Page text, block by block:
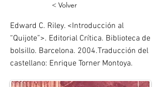
< Volver
Edward C. Riley. <Introducción al
“Quijote”>. Editorial Crítica. Biblioteca de
bolsillo. Barcelona. 2004.Traducción del
castellano: Enrique Torner Montoya.